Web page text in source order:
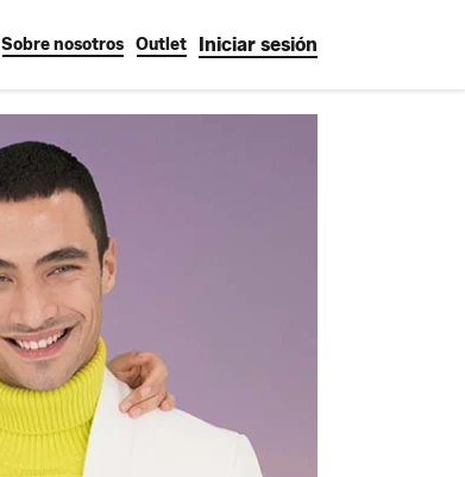
Sobre nosotros Outlet Iniciar sesión